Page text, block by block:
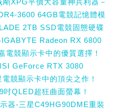
3600 64GB電競記憶體模
2TB SSD電競固態硬碟
Radeon RX 6800
競顯示卡中的優質選擇！
GeForce RTX 3080
競顯示卡中的頂尖之作！
QLED超狂曲面螢幕！
器-三星C49HG90DME重裝